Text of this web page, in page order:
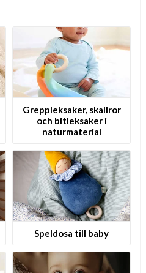
Greppleksaker, skallror
och bitleksaker i
naturmaterial
Speldosa till baby